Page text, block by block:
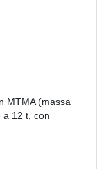
MTMA (massa
a 12 t, con